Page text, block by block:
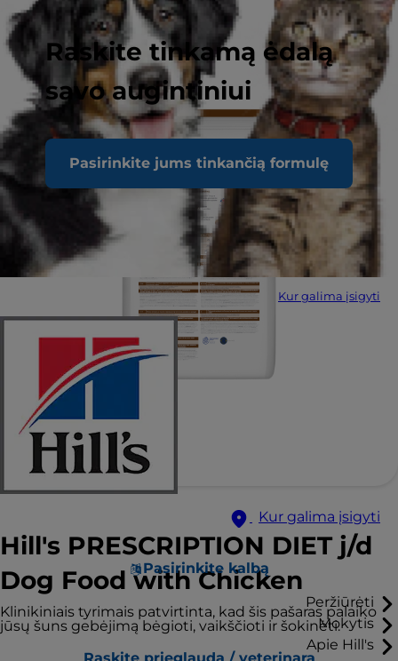
Raskite tinkamą ėdalą
savo augintiniui
Pasirinkite jums tinkančią formulę
Kur galima įsigyti
Kur galima įsigyti
Pasirinkite kalbą
Peržiūrėti
Mokytis
Apie Hill's
Hill's PRESCRIPTION DIET j/d
Dog Food with Chicken
Klinikiniais tyrimais patvirtinta, kad šis pašaras palaiko
jūsų šuns gebėjimą bėgioti, vaikščioti ir šokinėti.